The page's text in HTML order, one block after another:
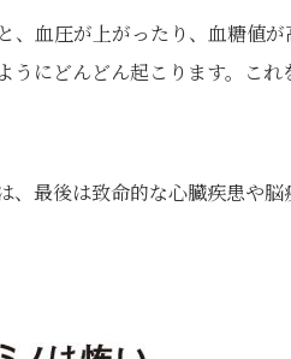
、血圧が上がったり、血糖値
にどんどん起こります。これ
最後は致命的な心臓疾患や